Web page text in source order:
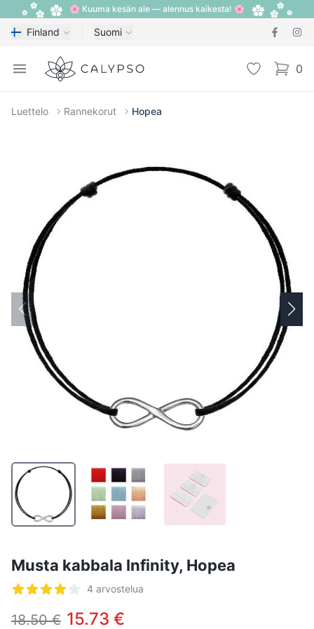
🌸 Kuuma kesän ale — alennus kaikesta! 🌸
Finland Suomi
Open menu
Calypso Toivelista 0
items
Luettelo Rannekorut Hopea
Musta kabbala Infinity, Hopea
Arvostelut
4 arvostelua
18.50 € 15.73 €